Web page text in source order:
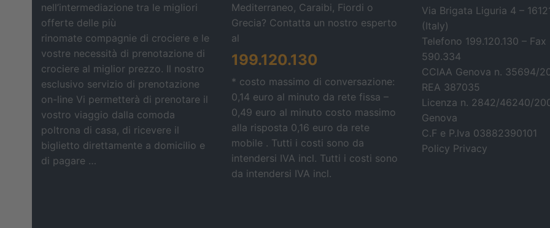
nell’intermediazione tra le migliori
offerte delle più
rinomate compagnie di crociere e le
vostre necessità di prenotazione di
crociere al miglior prezzo. Il nostro
esclusivo servizio di prenotazione
on-line Vi permetterà di prenotare il
vostro viaggio dalla comoda
poltrona di casa, di ricevere il
biglietto direttamente a domicilio e
di pagare …
Mediterraneo, Caraibi, Fiordi o
Grecia? Contatta un nostro esperto
al
199.120.130
* costo massimo di conversazione:
0,14 euro al minuto da rete fissa –
0,49 euro al minuto costo massimo
alla risposta 0,16 euro da rete
mobile . Tutti i costi sono da
intendersi IVA incl. Tutti i costi sono
da intendersi IVA incl.
Via Brigata Liguria 4 –
(Italy)
Telefono 199.120.130 – Fax
590.334
CCIAA Genova n. 35694/
REA 387035
Licenza n. 2842/46240/
Genova
C.F e P.Iva 03882390101
Policy Privacy